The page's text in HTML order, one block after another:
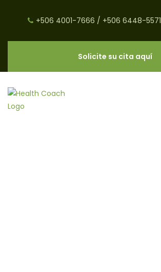
+506 4001-7666 / +506 6448-5571
Solicite su cita aquí